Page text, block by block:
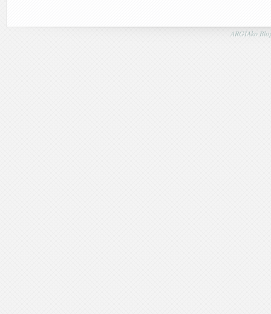
ARGIAko